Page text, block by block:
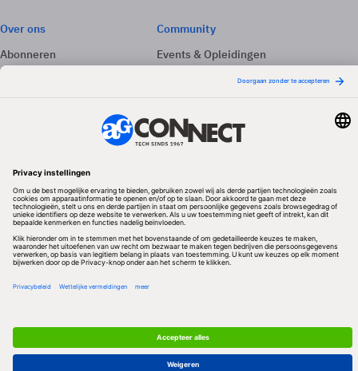
Over ons
Abonneren
Adverteren
Community
Events & Opleidingen
Volg ons
Redactionele partner
Algemene Voorwaarden & Copyrights